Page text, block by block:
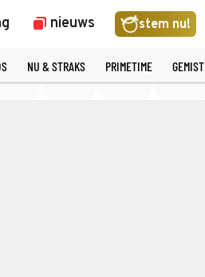
nieuws stem nu!
NU & STRAKS PRIMETIME GEMIST